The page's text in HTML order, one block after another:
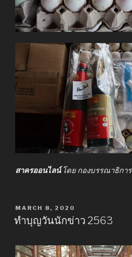
สาครออนไลน์ โดย กองบรรณาธิการ
POSTED
ON
MARCH 8, 2020
ทำบุญวันนักข่าว 2563